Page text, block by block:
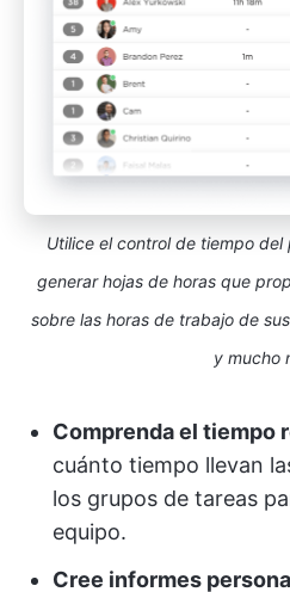
Utilice el control de tiempo
generar hojas de horas que
sobre las horas de trabajo de
y mucho
Comprenda el tiempo
cuánto tiempo llevan
los grupos de tareas
equipo.
Cree informes